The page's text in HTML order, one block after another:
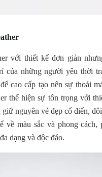
với thiết kế đơn giản
của những người yêu thời
cao cấp tạo nên sự thoải
thể hiện sự tôn trọng với
nguyên vẻ đẹp cổ điển,
về màu sắc và phong cách,
dạng và độc đáo.